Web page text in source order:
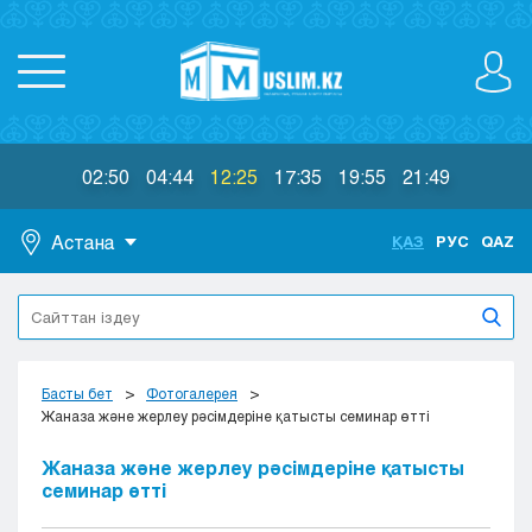
02:50 04:44 12:25 17:35 19:55 21:49
Астана
Астана
Алматы
Атырау
Караганда
Кокшетау
Костанай
ҚАЗ РУС QAZ
Басты бет
Фотогалерея
Жаназа және жерлеу рәсімдеріне қатысты семинар өтті
Жаназа және жерлеу рәсімдеріне қатысты
семинар өтті